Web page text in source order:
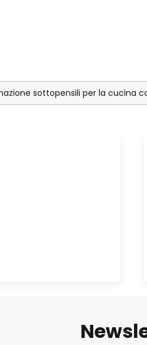
sottopensili per la cucina